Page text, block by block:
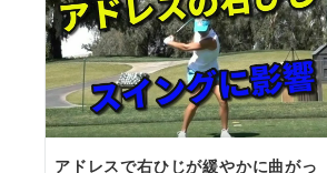
アドレスで右ひじが緩やかに曲がっ